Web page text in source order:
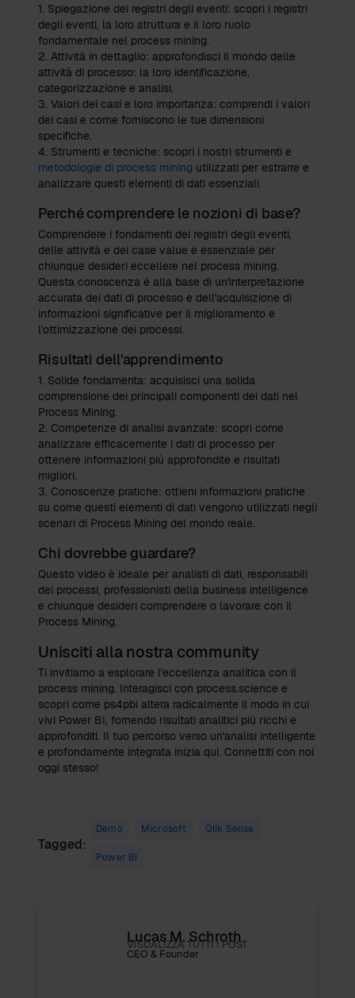
1. Spiegazione dei registri degli eventi: scopri i registri
degli eventi, la loro struttura e il loro ruolo
fondamentale nel process mining.
2. Attività in dettaglio: approfondisci il mondo delle
attività di processo: la loro identificazione,
categorizzazione e analisi.
3. Valori dei casi e loro importanza: comprendi i valori
dei casi e come forniscono le tue dimensioni
specifiche.
4. Strumenti e tecniche: scopri i nostri strumenti e
metodologie di process mining utilizzati per estrarre e
analizzare questi elementi di dati essenziali.
Perché comprendere le nozioni di base?
Comprendere i fondamenti dei registri degli eventi,
delle attività e dei case value è essenziale per
chiunque desideri eccellere nel process mining.
Questa conoscenza è alla base di un'interpretazione
accurata dei dati di processo e dell'acquisizione di
informazioni significative per il miglioramento e
l'ottimizzazione dei processi.
Risultati dell'apprendimento
1. Solide fondamenta: acquisisci una solida
comprensione dei principali componenti dei dati nel
Process Mining.
2. Competenze di analisi avanzate: scopri come
analizzare efficacemente i dati di processo per
ottenere informazioni più approfondite e risultati
migliori.
3. Conoscenze pratiche: ottieni informazioni pratiche
su come questi elementi di dati vengono utilizzati negli
scenari di Process Mining del mondo reale.
Chi dovrebbe guardare?
Questo video è ideale per analisti di dati, responsabili
dei processi, professionisti della business intelligence
e chiunque desideri comprendere o lavorare con il
Process Mining.
Unisciti alla nostra community
Ti invitiamo a esplorare l'eccellenza analitica con il
process mining. Interagisci con process.science e
scopri come ps4pbi altera radicalmente il modo in cui
vivi Power BI, fornendo risultati analitici più ricchi e
approfonditi. Il tuo percorso verso un'analisi intelligente
e profondamente integrata inizia qui. Connettiti con noi
oggi stesso!
Tagged:
Demo Microsoft Qlik Sense
Power BI
Lucas M. Schroth
CEO & Founder
VISUALIZZA TUTTI I POST